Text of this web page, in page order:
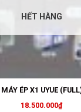
HẾT HÀNG
MÁY ÉP X1 UYUE
18.500.000₫